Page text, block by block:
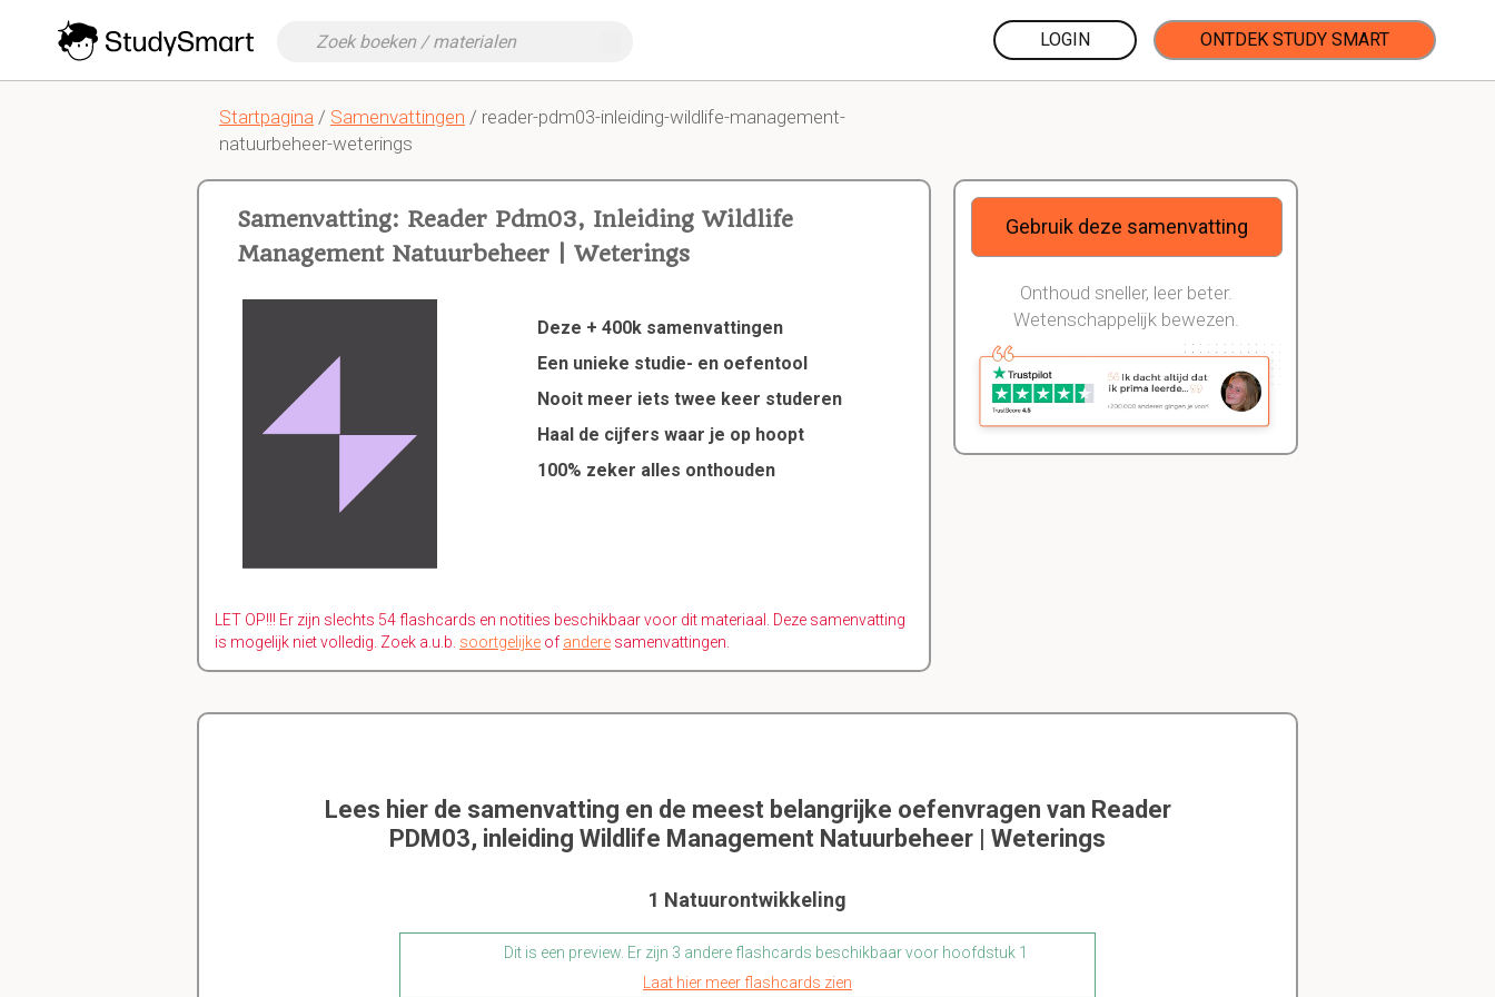
LOGIN ONTDEK STUDY SMART
Startpagina / Samenvattingen / reader-pdm03-inleiding-wildlife-management-
natuurbeheer-weterings
Samenvatting: Reader Pdm03, Inleiding Wildlife
Management Natuurbeheer | Weterings
Deze + 400k samenvattingen
Een unieke studie- en oefentool
Nooit meer iets twee keer studeren
Haal de cijfers waar je op hoopt
100% zeker alles onthouden
LET OP!!! Er zijn slechts 54 flashcards en notities beschikbaar voor dit materiaal. Deze samenvatting
is mogelijk niet volledig. Zoek a.u.b. soortgelijke of andere samenvattingen.
Gebruik deze samenvatting
Onthoud sneller, leer beter.
Wetenschappelijk bewezen.
Lees hier de samenvatting en de meest belangrijke oefenvragen van Reader
PDM03, inleiding Wildlife Management Natuurbeheer | Weterings
1 Natuurontwikkeling
Dit is een preview. Er zijn 3 andere flashcards beschikbaar voor hoofdstuk 1
Laat hier meer flashcards zien